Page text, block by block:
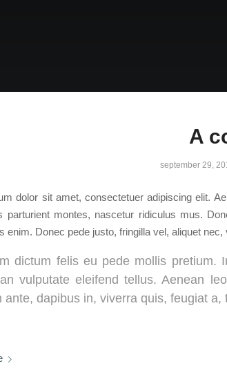
A
september 29,
dolor sit amet, consectetuer adipiscing elit.
parturient montes, nascetur ridiculus mus.
enim. Donec pede justo, fringilla vel, aliquet
dictum felis eu pede mollis pretium.
vulputate eleifend tellus. Aenean
ante, dapibus in, viverra quis, feugiat a,